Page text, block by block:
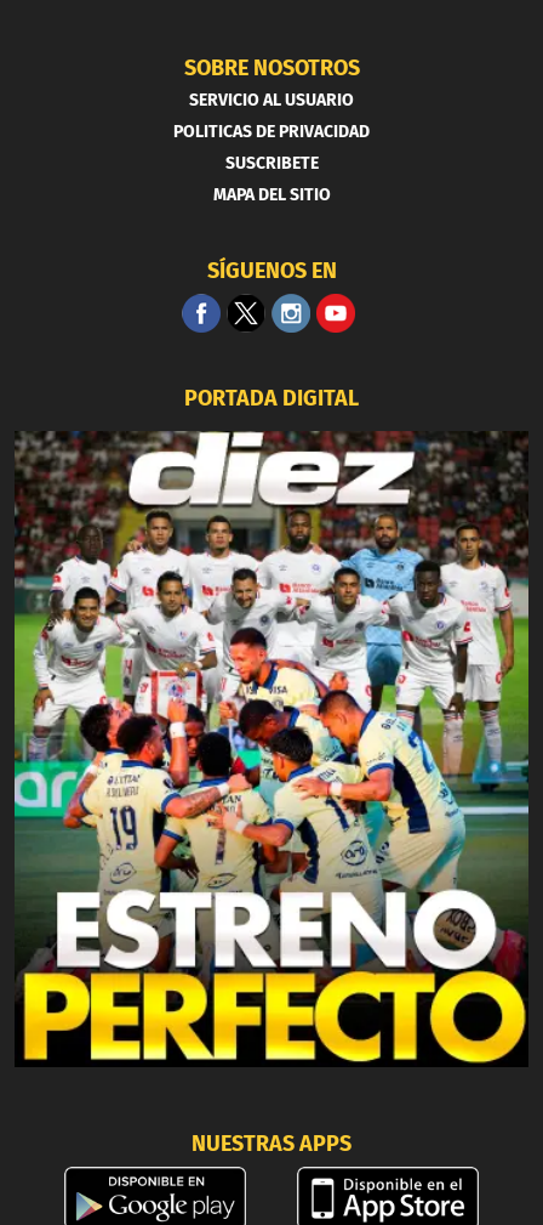
SOBRE NOSOTROS
SERVICIO AL USUARIO
POLITICAS DE PRIVACIDAD
SUSCRIBETE
MAPA DEL SITIO
SÍGUENOS EN
PORTADA DIGITAL
NUESTRAS APPS